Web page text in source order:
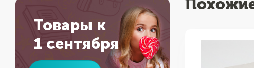
Товары к
1 сентября